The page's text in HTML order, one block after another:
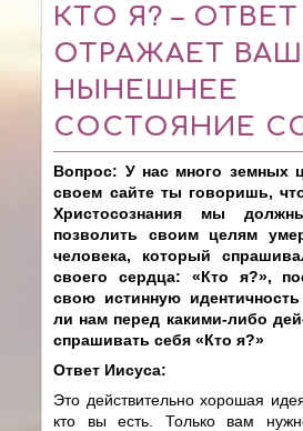
КТО Я? – ОТВЕТ
ОТРАЖАЕТ
НЫНЕШНЕЕ
СОСТОЯНИЕ
Вопрос: У нас много земных
своем сайте ты говоришь,
Христосознания мы
позволить своим целям
человека, который
своего сердца: «Кто я?»,
свою истинную
ли нам перед какими-либо
спрашивать себя «Кто я?»
Ответ Иисуса:
Это действительно хорошая
кто вы есть. Только вам